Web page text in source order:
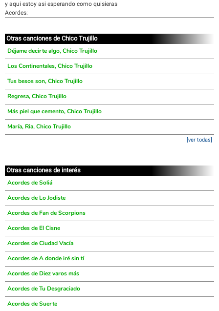
y aqui estoy asi esperando como quisieras
Acordes:
Otras canciones de Chico Trujillo
Déjame decirte algo, Chico Trujillo
Los Continentales, Chico Trujillo
Tus besos son, Chico Trujillo
Regresa, Chico Trujillo
Más piel que cemento, Chico Trujillo
María, Ria, Chico Trujillo
[ver todas]
Otras canciones de interés
Acordes de Soliá
Acordes de Lo Jodiste
Acordes de Fan de Scorpions
Acordes de El Cisne
Acordes de Ciudad Vacía
Acordes de A donde iré sin tí
Acordes de Diez varos más
Acordes de Tu Desgraciado
Acordes de Suerte